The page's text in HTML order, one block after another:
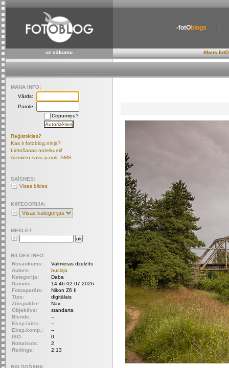
-fotOblogs
uz sākumu -Mans
MANA INFO:
Vārds:
Parole:
Cepumiņu?
Reģistrēties?
Kas ir fotoblog.ninja?
Lietošanas noteikumi!
Aizmirsu savu paroli! SMS
SAĪSNES:
Visas bildes
KATEGORIJA:
MEKLET:
BILDES INFO:
Nosaukums:
Valmieras dzelzīts
Autors:
bucisja
Kategorija:
Daba
Datums:
14:46 02.07.2026
Fotoaparāts:
Nikon Z6 II
Tips:
digitālais
Zibspuldze:
Nav
Objektīvs:
standarta
Blende:
--
Eksp.laiks:
--
Eksp.komp.:
--
ISO:
0
Nobalsots:
2
Reitings:
2.13
BALSOŠANA: